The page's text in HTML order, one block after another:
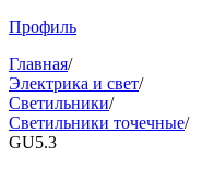
Профиль
Главная/
Электрика и свет/
Светильники/
Светильники точечные/
GU5.3